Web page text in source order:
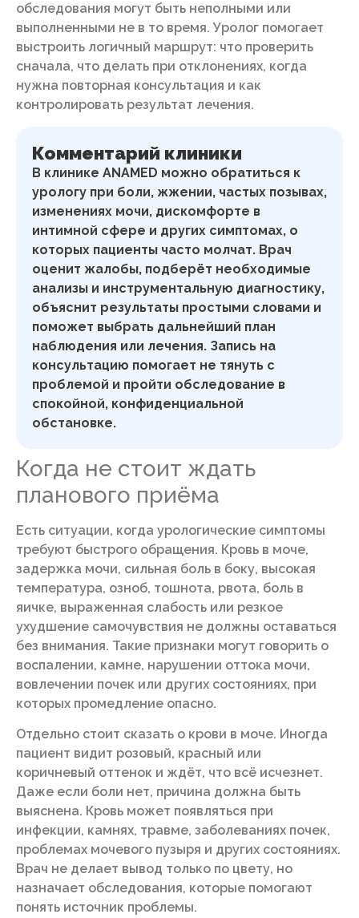
обследования могут быть неполными или
выполненными не в то время. Уролог помогает
выстроить логичный маршрут: что проверить
сначала, что делать при отклонениях, когда
нужна повторная консультация и как
контролировать результат лечения.
Комментарий клиники
В клинике ANAMED можно обратиться к
урологу при боли, жжении, частых позывах,
изменениях мочи, дискомфорте в
интимной сфере и других симптомах, о
которых пациенты часто молчат. Врач
оценит жалобы, подберёт необходимые
анализы и инструментальную диагностику,
объяснит результаты простыми словами и
поможет выбрать дальнейший план
наблюдения или лечения. Запись на
консультацию помогает не тянуть с
проблемой и пройти обследование в
спокойной, конфиденциальной
обстановке.
Когда не стоит ждать
планового приёма
Есть ситуации, когда урологические симптомы
требуют быстрого обращения. Кровь в моче,
задержка мочи, сильная боль в боку, высокая
температура, озноб, тошнота, рвота, боль в
яичке, выраженная слабость или резкое
ухудшение самочувствия не должны оставаться
без внимания. Такие признаки могут говорить о
воспалении, камне, нарушении оттока мочи,
вовлечении почек или других состояниях, при
которых промедление опасно.
Отдельно стоит сказать о крови в моче. Иногда
пациент видит розовый, красный или
коричневый оттенок и ждёт, что всё исчезнет.
Даже если боли нет, причина должна быть
выяснена. Кровь может появляться при
инфекции, камнях, травме, заболеваниях почек,
проблемах мочевого пузыря и других состояниях.
Врач не делает вывод только по цвету, но
назначает обследования, которые помогают
понять источник проблемы.